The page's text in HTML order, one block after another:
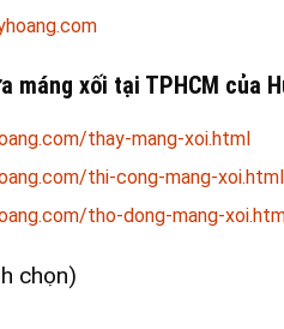
máng xối tại TPHCM của
thay-mang-xoi.html
thi-cong-mang-xoi.html
tho-dong-mang-
chọn)